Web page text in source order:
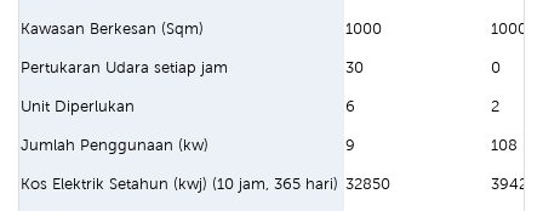
Kawasan Berkesan (Sqm) 1000 1000
Pertukaran Udara setiap jam 30 0
Unit Diperlukan 6 2
Jumlah Penggunaan (kw) 9 108
Kos Elektrik Setahun (kwj) (10 jam, 365 hari) 32850